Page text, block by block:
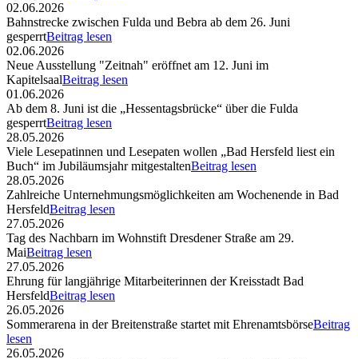
02.06.2026
Bahnstrecke zwischen Fulda und Bebra ab dem 26. Juni
gesperrtBeitrag lesen
02.06.2026
Neue Ausstellung "Zeitnah" eröffnet am 12. Juni im
KapitelsaalBeitrag lesen
01.06.2026
Ab dem 8. Juni ist die „Hessentagsbrücke“ über die Fulda
gesperrtBeitrag lesen
28.05.2026
Viele Lesepatinnen und Lesepaten wollen „Bad Hersfeld liest ein
Buch“ im Jubiläumsjahr mitgestaltenBeitrag lesen
28.05.2026
Zahlreiche Unternehmungsmöglichkeiten am Wochenende in Bad
HersfeldBeitrag lesen
27.05.2026
Tag des Nachbarn im Wohnstift Dresdener Straße am 29.
MaiBeitrag lesen
27.05.2026
Ehrung für langjährige Mitarbeiterinnen der Kreisstadt Bad
HersfeldBeitrag lesen
26.05.2026
Sommerarena in der Breitenstraße startet mit EhrenamtsbörseBeitrag
lesen
26.05.2026